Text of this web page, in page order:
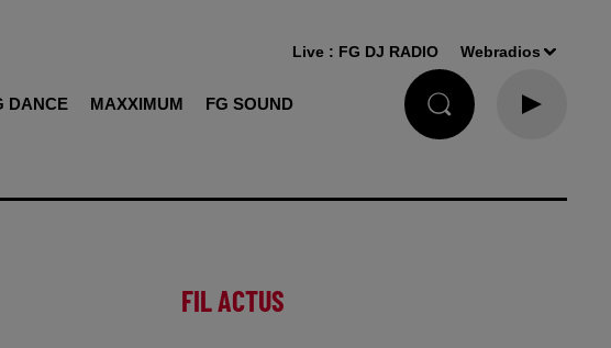
DANCE MAXXIMUM FG SOUND
Live : FG DJ RADIO Webradios
FIL ACTUS